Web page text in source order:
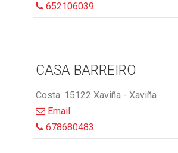
652106039
CASA BARREIRO
Costa. 15122 Xaviña - Xaviña
Email
678680483